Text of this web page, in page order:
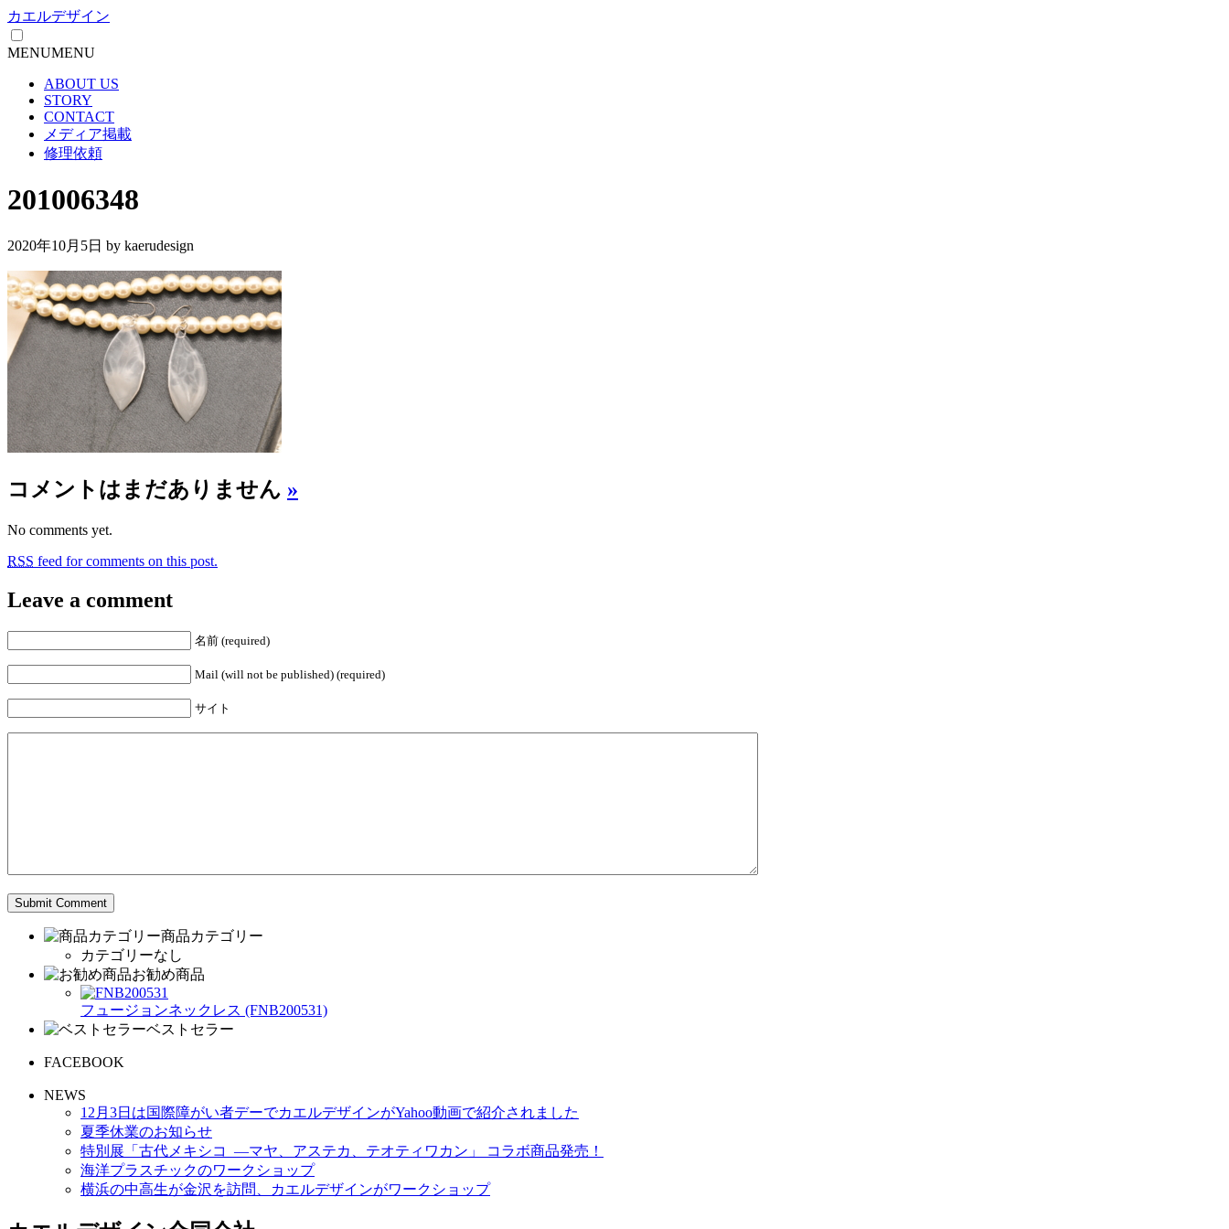
カエルデザイン
MENUMENU
ABOUT US
STORY
CONTACT
メディア掲載
修理依頼
201006348
2020年10月5日 by kaerudesign
コメントはまだありません »
No comments yet.
RSS feed for comments on this post.
Leave a comment
名前 (required)
Mail (will not be published) (required)
サイト
商品カテゴリー
カテゴリーなし
お勧め商品
フュージョンネックレス (FNB200531)
ベストセラー
FACEBOOK
NEWS
12月3日は国際障がい者デーでカエルデザインがYahoo動画で紹介されました
夏季休業のお知らせ
特別展「古代メキシコ ―マヤ、アステカ、テオティワカン」 コラボ商品発売！
海洋プラスチックのワークショップ
横浜の中高生が金沢を訪問、カエルデザインがワークショップ